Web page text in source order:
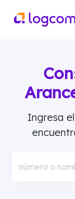
Ingresa
número o